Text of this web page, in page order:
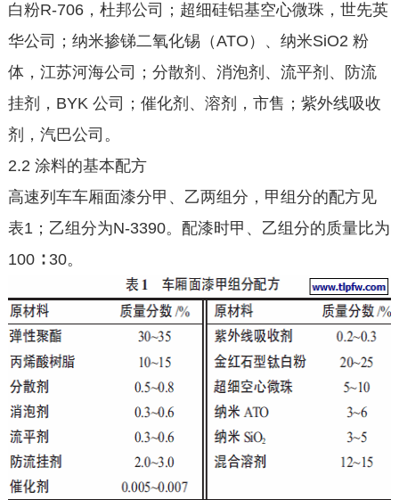
白粉R-706，杜邦公司；超细硅铝基空心微珠，世先英
华公司；纳米掺锑二氧化锡（ATO）、纳米SiO2 粉
体，江苏河海公司；分散剂、消泡剂、流平剂、防流
挂剂，BYK 公司；催化剂、溶剂，市售；紫外线吸收
剂，汽巴公司。
2.2 涂料的基本配方
高速列车车厢面漆分甲、乙两组分，甲组分的配方见
表1；乙组分为N-3390。配漆时甲、乙组分的质量比为
100 ∶ 30。